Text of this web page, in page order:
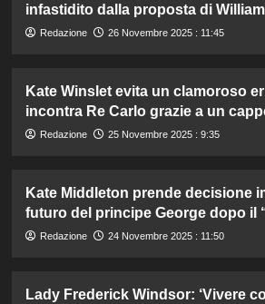
infastidito dalla proposta di
Redazione 26 Novembre 2025 : 11:45
Kate Winslet evita un clamoroso
incontra Re Carlo grazie a un
Redazione 25 Novembre 2025 : 9:35
Kate Middleton prende decisione
futuro del principe George dopo il
Redazione 24 Novembre 2025 : 11:50
Lady Frederick Windsor: ‘Vivere